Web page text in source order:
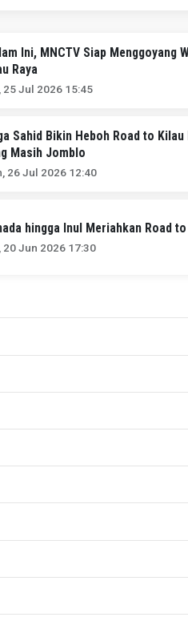
Ini, MNCTV Siap Menggoyang
Raya
25 Jul 2026 15:45
Sahid Bikin Heboh Road to Kilau
Masih Jomblo
26 Jul 2026 12:40
hingga Inul Meriahkan Road
20 Jun 2026 17:30